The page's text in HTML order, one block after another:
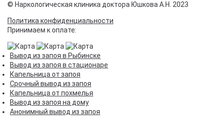
© Наркологическая клиника доктора Юшкова А.Н. 2023
Политика конфиденциальности
Принимаем к оплате:
Вывод из запоя в Рыбинске
Вывод из запоя в стационаре
Капельница от запоя
Срочный вывод из запоя
Капельница от похмелья
Вывод из запоя на дому
Анонимный вывод из запоя